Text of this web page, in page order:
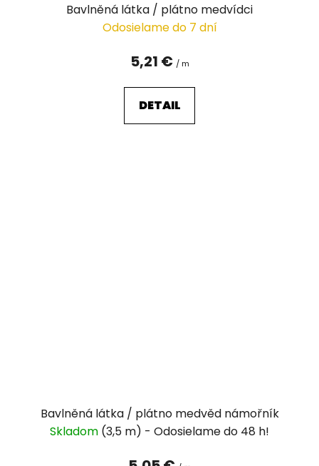
Bavlněná látka / plátno medvídci
Odosielame do 7 dní
5,21 € / m
DETAIL
Bavlněná látka / plátno medvěd námořník
Skladom (3,5 m)